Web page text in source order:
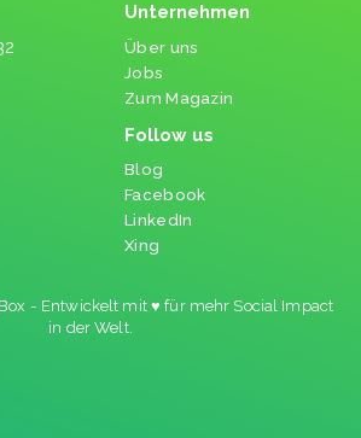
Unternehmen
Über uns
Jobs
Zum Magazin
Follow us
Blog
Facebook
LinkedIn
Xing
- Entwickelt mit ♥ für mehr Social Impact
in der Welt.